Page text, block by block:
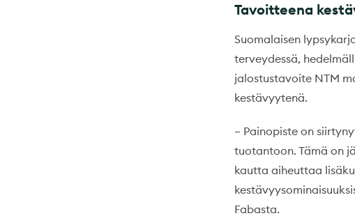
Tavoitteena
Suomalaisen
terveydessä,
jalostustavoite NTM
kestävyytenä.
– Painopiste on
tuotantoon. Tämä on
kautta aiheuttaa
Fabasta.